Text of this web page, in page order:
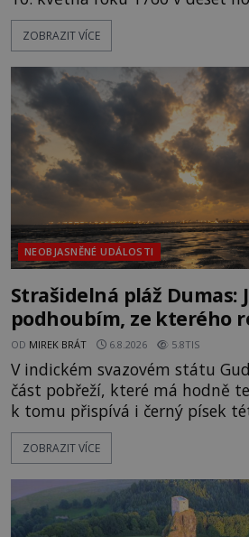
dojde k vůbec prvnímu
přeletu UFO. Podle záznamů vyzařuje takové
jen o nějaký optický klam, nebo
právě vznáší mimozemská loď
ZOBRAZIT VÍCE
NEOBJASNĚNÉ UDÁLOSTI
Strašidelná pláž Dumas:
podhoubím, ze kterého
OD MIREK BRÁT 6.8.2026 5.8TIS
V indickém svazovém státu
část pobřeží, které má hodně
k tomu přispívá i černý písek
pláž takové netypické zbarvení? Nakolik jsou
pravdivé historky, že zde došlo
následovat. Vstupujeme na
Surat. Gu
ZOBRAZIT VÍCE